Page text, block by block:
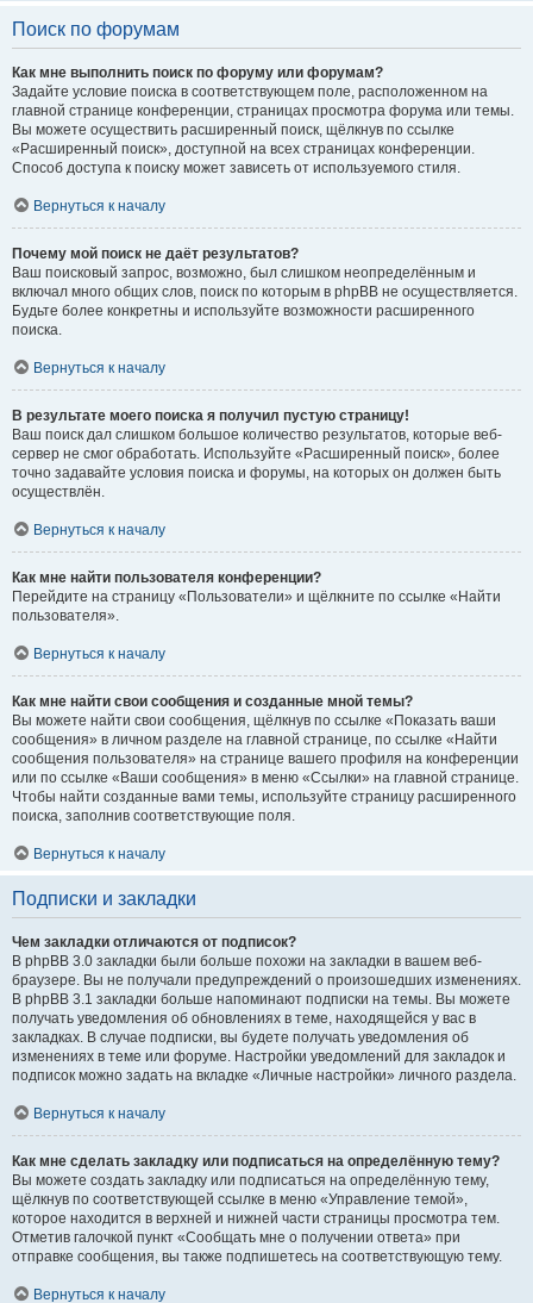
Поиск по форумам
Как мне выполнить поиск по форуму или форумам?
Задайте условие поиска в соответствующем поле, расположенном на
главной странице конференции, страницах просмотра форума или темы.
Вы можете осуществить расширенный поиск, щёлкнув по ссылке
«Расширенный поиск», доступной на всех страницах конференции.
Способ доступа к поиску может зависеть от используемого стиля.
Вернуться к началу
Почему мой поиск не даёт результатов?
Ваш поисковый запрос, возможно, был слишком неопределённым и
включал много общих слов, поиск по которым в phpBB не осуществляется.
Будьте более конкретны и используйте возможности расширенного
поиска.
Вернуться к началу
В результате моего поиска я получил пустую страницу!
Ваш поиск дал слишком большое количество результатов, которые веб-
сервер не смог обработать. Используйте «Расширенный поиск», более
точно задавайте условия поиска и форумы, на которых он должен быть
осуществлён.
Вернуться к началу
Как мне найти пользователя конференции?
Перейдите на страницу «Пользователи» и щёлкните по ссылке «Найти
пользователя».
Вернуться к началу
Как мне найти свои сообщения и созданные мной темы?
Вы можете найти свои сообщения, щёлкнув по ссылке «Показать ваши
сообщения» в личном разделе на главной странице, по ссылке «Найти
сообщения пользователя» на странице вашего профиля на конференции
или по ссылке «Ваши сообщения» в меню «Ссылки» на главной странице.
Чтобы найти созданные вами темы, используйте страницу расширенного
поиска, заполнив соответствующие поля.
Вернуться к началу
Подписки и закладки
Чем закладки отличаются от подписок?
В phpBB 3.0 закладки были больше похожи на закладки в вашем веб-
браузере. Вы не получали предупреждений о произошедших изменениях.
В phpBB 3.1 закладки больше напоминают подписки на темы. Вы можете
получать уведомления об обновлениях в теме, находящейся у вас в
закладках. В случае подписки, вы будете получать уведомления об
изменениях в теме или форуме. Настройки уведомлений для закладок и
подписок можно задать на вкладке «Личные настройки» личного раздела.
Вернуться к началу
Как мне сделать закладку или подписаться на определённую тему?
Вы можете создать закладку или подписаться на определённую тему,
щёлкнув по соответствующей ссылке в меню «Управление темой»,
которое находится в верхней и нижней части страницы просмотра тем.
Отметив галочкой пункт «Сообщать мне о получении ответа» при
отправке сообщения, вы также подпишетесь на соответствующую тему.
Вернуться к началу